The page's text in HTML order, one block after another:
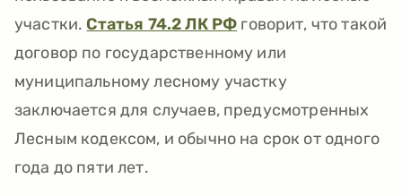
участки. Статья 74.2 ЛК РФ говорит, что такой
договор по государственному или
муниципальному лесному участку
заключается для случаев, предусмотренных
Лесным кодексом, и обычно на срок от одного
года до пяти лет.